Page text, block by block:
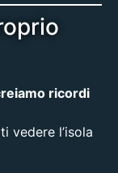
ricordi
vedere l’isola